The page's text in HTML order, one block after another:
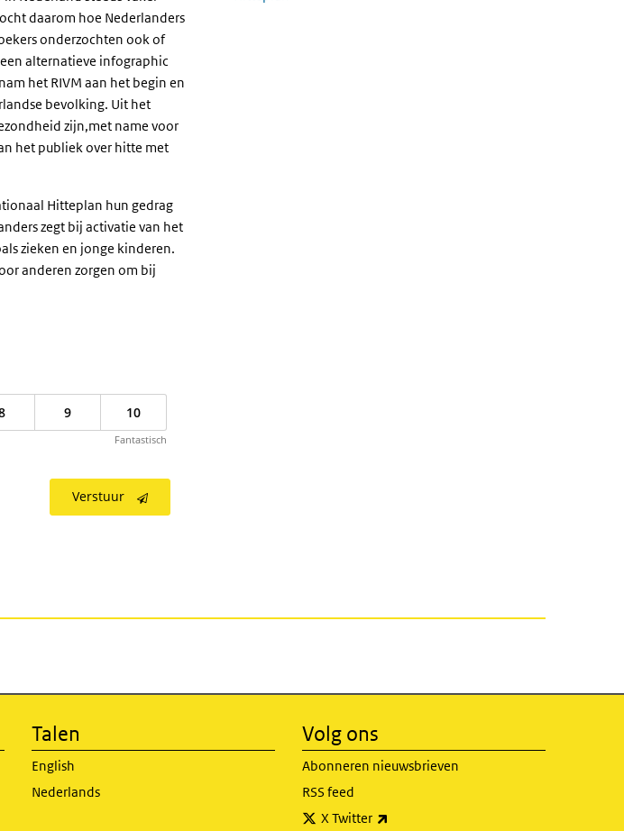
daarom hoe Nederlanders
onderzochten ook of
alternatieve infographic
het RIVM aan het begin en
bevolking. Uit het
zijn,met name voor
het publiek over hitte met
Hitteplan hun gedrag
zegt bij activatie van het
zieken en jonge kinderen.
anderen zorgen om bij
9 10
Fantastisch
Verstuur
Talen
English
Nederlands
Volg ons
Abonneren nieuwsbrieven
RSS feed
X Twitter